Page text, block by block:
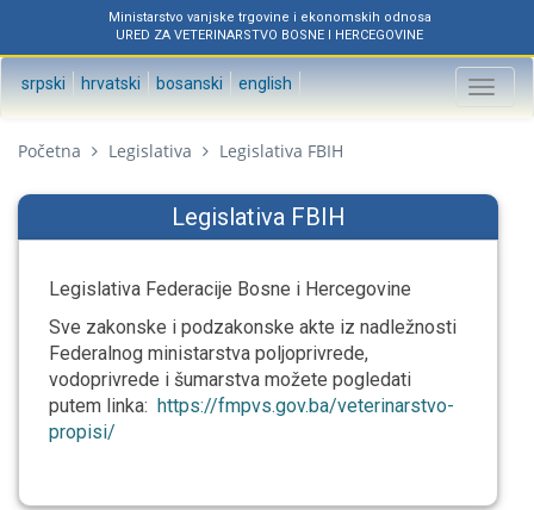
Ministarstvo vanjske trgovine i ekonomskih odnosa
URED ZA VETERINARSTVO BOSNE I HERCEGOVINE
srpski hrvatski bosanski english
Toggle
Početna Legislativa Legislativa FBIH
Legislativa FBIH
Legislativa Federacije Bosne i Hercegovine
Sve zakonske i podzakonske akte iz nadležnosti
Federalnog ministarstva poljoprivrede,
vodoprivrede i šumarstva možete pogledati
putem linka: https://fmpvs.gov.ba/veterinarstvo-
propisi/